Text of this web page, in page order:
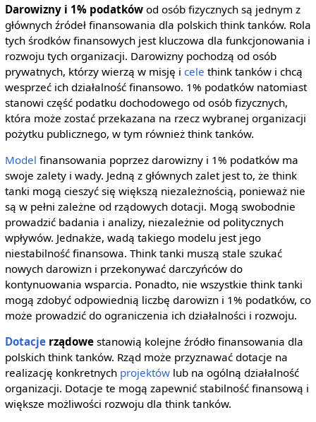
Darowizny i 1% podatkówod osób fizycznych są jednym z
głównych źródeł finansowania dla polskich think tanków. Rola
tych środków finansowych jest kluczowa dla funkcjonowania i
rozwoju tych organizacji. Darowizny pochodzą od osób
prywatnych, którzy wierzą w misję i cele think tanków i chcą
wesprzeć ich działalność finansowo. 1% podatków natomiast
stanowi część podatku dochodowego od osób fizycznych,
która może zostać przekazana na rzecz wybranej organizacji
pożytku publicznego, w tym również think tanków.
Model finansowania poprzez darowizny i 1% podatków ma
swoje zalety i wady. Jedną z głównych zalet jest to, że think
tanki mogą cieszyć się większą niezależnością, ponieważ nie
są w pełni zależne od rządowych dotacji. Mogą swobodnie
prowadzić badania i analizy, niezależnie od politycznych
wpływów. Jednakże, wadą takiego modelu jest jego
niestabilność finansowa. Think tanki muszą stale szukać
nowych darowizn i przekonywać darczyńców do
kontynuowania wsparcia. Ponadto, nie wszystkie think tanki
mogą zdobyć odpowiednią liczbę darowizn i 1% podatków, co
może prowadzić do ograniczenia ich działalności i rozwoju.
Dotacjerządowestanowią kolejne źródło finansowania dla
polskich think tanków. Rząd może przyznawać dotacje na
realizację konkretnych projektówlub na ogólną działalność
organizacji. Dotacje te mogą zapewnić stabilność finansową i
większe możliwości rozwoju dla think tanków.